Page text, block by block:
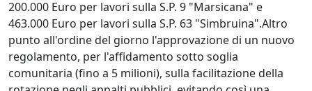
200.000 Euro per lavori sulla S.P. 9 "Marsicana" e
463.000 Euro per lavori sulla S.P. 63 "Simbruina".Altro
punto all'ordine del giorno l'approvazione di un nuovo
regolamento, per l'affidamento sotto soglia
comunitaria (fino a 5 milioni), sulla facilitazione della